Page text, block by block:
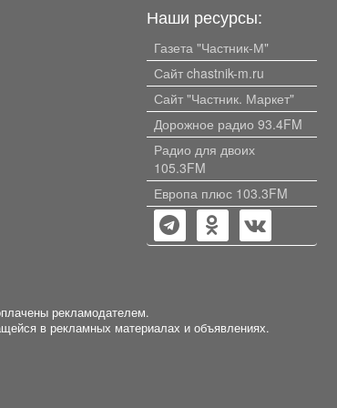
красотой природы, походами в
взрослых собственника. Никто
Наши ресурсы:
Газета "Частник-М"
Сайт chastnik-m.ru
Сайт "Частник. Маркет"
Дорожное радио 93.4FM
Радио для двоих
105.3FM
Европа плюс 103.3FM
рекламодателем.
в рекламных материалах и объявлениях.